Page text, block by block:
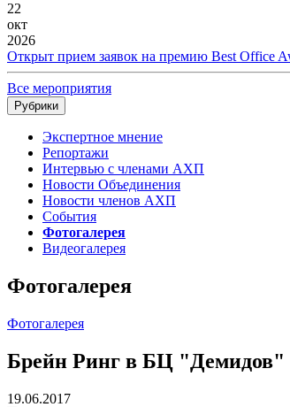
22
окт
2026
Открыт прием заявок на премию Best Office
Все мероприятия
Рубрики
Экспертное мнение
Репортажи
Интервью с членами АХП
Новости Объединения
Новости членов АХП
События
Фотогалерея
Видеогалерея
Фотогалерея
Фотогалерея
Брейн Ринг в БЦ "Демидов"
19.06.2017